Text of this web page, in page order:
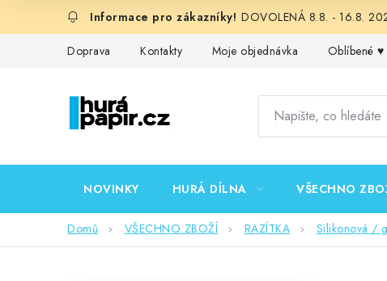
DOVOLENÁ 8.8. - 16.8.
Doprava Kontakty Moje objednávka Oblíbené ♥️
NOVINKY HURÁ DÍLNA VŠECHNO
Domů VŠECHNO ZBOŽÍ RAZÍTKA Silikonová /